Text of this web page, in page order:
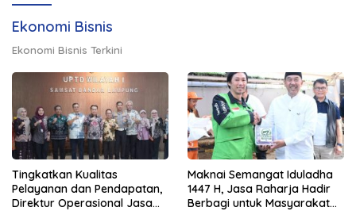
Ekonomi Bisnis
Ekonomi Bisnis Terkini
Tingkatkan Kualitas
Pelayanan dan Pendapatan,
Direktur Operasional Jasa
Maknai Semangat Iduladha
1447 H, Jasa Raharja Hadir
Berbagi untuk Masyarakat